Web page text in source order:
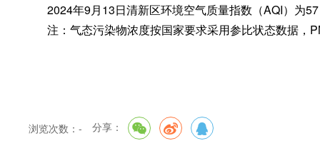
2024年9月13日清新区环境空气质量指数（AQI）为57
注：气态污染物浓度按国家要求采用参比状态数据 ，
浏览次数： - 分享：